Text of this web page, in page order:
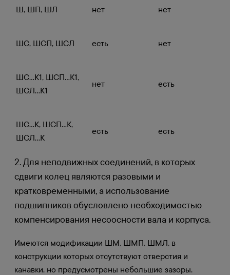
Ш, ШП, ШЛ нет нет
ШС, ШСП, ШСЛ есть нет
ШС...К1, ШСП...К1,
ШСЛ...К1
нет есть
ШС...К, ШСП...К,
ШСЛ...К
есть есть
2. Для неподвижных соединений, в которых
сдвиги колец являются разовыми и
кратковременными, а использование
подшипников обусловлено необходимостью
компенсирования несоосности вала и корпуса.
Имеются модификации ШМ, ШМП, ШМЛ, в
конструкции которых отсутствуют отверстия и
канавки, но предусмотрены небольшие зазоры.